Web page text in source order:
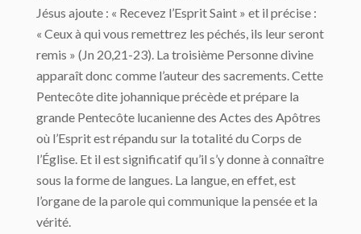
Jésus ajoute : « Recevez l’Esprit Saint » et il précise :
« Ceux à qui vous remettrez les péchés, ils leur seront
remis » (Jn 20,21-23). La troisième Personne divine
apparaît donc comme l’auteur des sacrements. Cette
Pentecôte dite johannique précède et prépare la
grande Pentecôte lucanienne des Actes des Apôtres
où l’Esprit est répandu sur la totalité du Corps de
l’Église. Et il est significatif qu’il s’y donne à connaître
sous la forme de langues. La langue, en effet, est
l’organe de la parole qui communique la pensée et la
vérité.